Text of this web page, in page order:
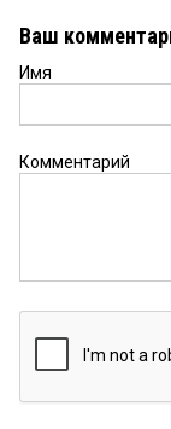
Ваш
Имя
Комментарий